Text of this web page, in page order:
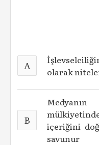
A
olarak
B
içeriğini
savunur